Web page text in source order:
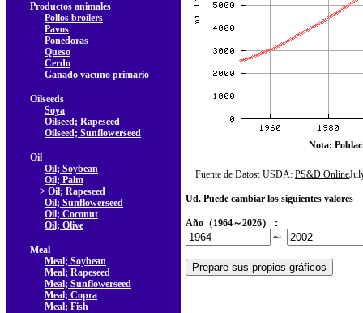
Productos animales
Pollos broilers
Pavos
Ponedoras
Queso
Cerdo
Ganado vacuno primario
Oilseeds
Soya
Oilseed; Rapeseed
Oilseed; Sunflowerseed
Oil
Oil; Soybean
Oil; Palm
> Oil; Rapeseed
Oil; Sunflowerseed
Oil; Coconut
Oil; Olive
Meal
Meal; Soybean
Meal; Rapeseed
Meal; Sunflowerseed
Meal; Copra
Meal; Fish
Nota:
Fuente de Datos: USDA: PS&D Online
Ud. Puede cambiar los siguientes valores
Año（1964～2026）：
～